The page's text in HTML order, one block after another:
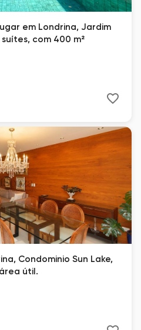
em Londrina, Jardim
com 400 m²
Condominio Sun Lake,
útil.